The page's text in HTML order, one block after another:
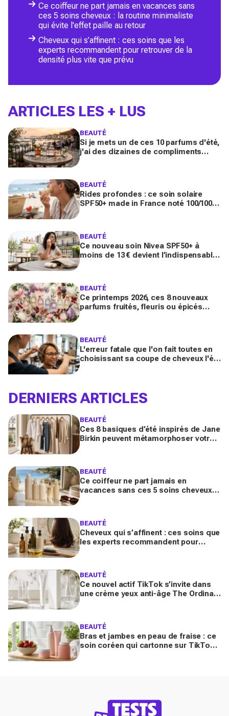
Ce coiffeur ne part jamais en vacances sans
ces 5 soins cheveux : la routine minimaliste
qui évite l'effet paille au retour
Cheveux qui s’affinent : ces soins que les
experts recommandent pour retrouver de la
densité plus vite que prévu
ARTICLES LES + LUS
BEAUTÉ
Si je mets un de ces 10 parfums d'été,
j'ai des dizaines de compliments
BEAUTÉ
Rides profondes : ce soin solaire
SPF50+ made in France noté 100/100
BEAUTÉ
Ce nouveau soin Nivea SPF50+ à
moins de 13 € devient l’indispensable
BEAUTÉ
Ce printemps 2026, ces 8 nouveaux
parfums fruités, fleuris ou épicés
BEAUTÉ
L'erreur fatale que l'on fait toutes en
choisissant sa coupe de cheveux l'été
DERNIERS ARTICLES
BEAUTÉ
Ces 8 basiques d’été inspirés de Jane
Birkin peuvent métamorphoser votre
BEAUTÉ
Ce coiffeur ne part jamais en
vacances sans ces 5 soins cheveux :
BEAUTÉ
Cheveux qui s’affinent : ces soins que
les experts recommandent pour
BEAUTÉ
Ce nouvel actif TikTok s’invite dans
une crème yeux anti-âge The Ordinary
BEAUTÉ
Bras et jambes en peau de fraise : ce
soin coréen qui cartonne sur TikTok